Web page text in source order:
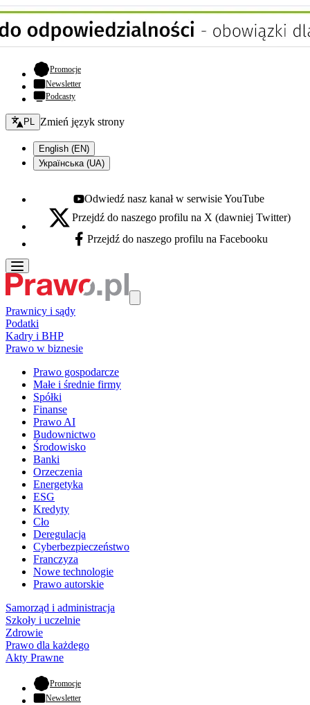
Promocje- otwiera się w nowej karcie
Newsletter
Podcasty
Zmień język - bieżący:
PL Zmień język strony
English (EN)
Українська (UA)
Youtube - otwiera się w nowej karcie
Odwiedź nasz kanał w serwisie YouTube
X - otwiera się w nowej karcie
Przejdź do naszego profilu na X (dawniej Twitter)
Facebook - otwiera się w nowej karcie
Przejdź do naszego profilu na Facebooku
Prawnicy i sądy
Podatki
Kadry i BHP
Prawo w biznesie
Prawo gospodarcze
Małe i średnie firmy
Spółki
Finanse
Prawo AI
Budownictwo
Środowisko
Banki
Orzeczenia
Energetyka
ESG
Kredyty
Cło
Deregulacja
Cyberbezpieczeństwo
Franczyza
Nowe technologie
Prawo autorskie
Samorząd i administracja
Szkoły i uczelnie
Zdrowie
Prawo dla każdego
Akty Prawne
Promocje- otwiera się w nowej karcie
Newsletter